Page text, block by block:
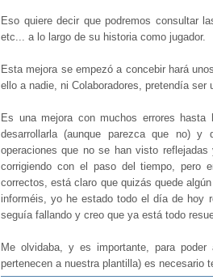
Eso quiere decir que podremos consultar
etc... a lo largo de su historia como jugador.
Esta mejora se empezó a concebir hará
ello a nadie, ni Colaboradores, pretendía ser
Es una mejora con muchos errores
desarrollarla (aunque parezca que no)
operaciones que no se han visto
corrigiendo con el paso del tiempo, pero
correctos, está claro que quizás quede
informéis, yo he estado todo el día de hoy
seguía fallando y creo que ya está todo
Me olvidaba, y es importante, para
pertenecen a nuestra plantilla) es necesario